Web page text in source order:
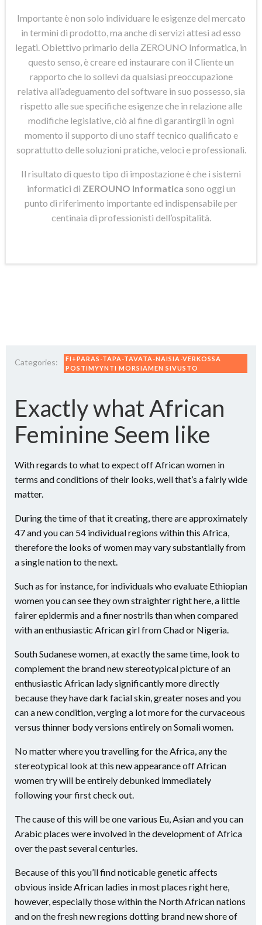
Importante è non solo individuare le esigenze del mercato
in termini di prodotto, ma anche di servizi attesi ad esso
legati. Obiettivo primario della ZEROUNO Informatica, in
questo senso, è creare ed instaurare con il Cliente un
rapporto che lo sollevi da qualsiasi preoccupazione
relativa all’adeguamento del software in suo possesso, sia
rispetto alle sue specifiche esigenze che in relazione alle
modifiche legislative, ciò al fine di garantirgli in ogni
momento il supporto di uno staff tecnico qualificato e
soprattutto delle soluzioni pratiche, veloci e professionali.
Il risultato di questo tipo di impostazione è che i sistemi
informatici di ZEROUNO Informatica sono oggi un
punto di riferimento importante ed indispensabile per
centinaia di professionisti dell’ospitalità.
Categories:
FI+PARAS-TAPA-TAVATA-NAISIA-VERKOSSA
POSTIMYYNTI MORSIAMEN SIVUSTO
Exactly what African
Feminine Seem like
With regards to what to expect off African women in
terms and conditions of their looks, well that’s a fairly wide
matter.
During the time of that it creating, there are approximately
47 and you can 54 individual regions within this Africa,
therefore the looks of women may vary substantially from
a single nation to the next.
Such as for instance, for individuals who evaluate Ethiopian
women you can see they own straighter right here, a little
fairer epidermis and a finer nostrils than when compared
with an enthusiastic African girl from Chad or Nigeria.
South Sudanese women, at exactly the same time, look to
complement the brand new stereotypical picture of an
enthusiastic African lady significantly more directly
because they have dark facial skin, greater noses and you
can a new condition, verging a lot more for the curvaceous
versus thinner body versions entirely on Somali women.
No matter where you travelling for the Africa, any the
stereotypical look at this new appearance off African
women try will be entirely debunked immediately
following your first check out.
The cause of this will be one various Eu, Asian and you can
Arabic places were involved in the development of Africa
over the past several centuries.
Because of this you’ll find noticable genetic affects
obvious inside African ladies in most places right here,
however, especially those within the North African nations
and on the fresh new regions dotting brand new shore of